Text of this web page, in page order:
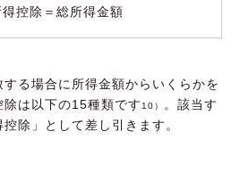
控除＝総所得金額
る場合に所得金額からいくらかを
は以下の15種類です 10）
。該当す
除」として差し引きます。